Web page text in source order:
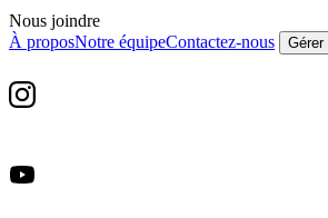
Nous joindre
À proposNotre équipeContactez-nous Gérer